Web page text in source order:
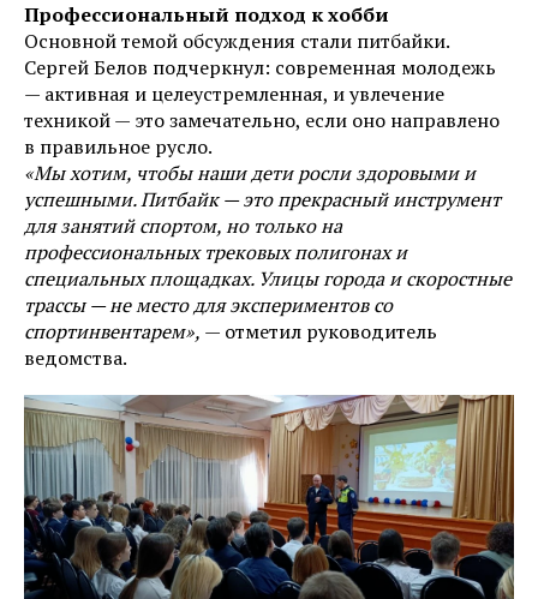
Профессиональный подход к хобби
Основной темой обсуждения стали питбайки.
Сергей Белов подчеркнул: современная молодежь
— активная и целеустремленная, и увлечение
техникой — это замечательно, если оно направлено
в правильное русло.
«Мы хотим, чтобы наши дети росли здоровыми и
успешными. Питбайк — это прекрасный инструмент
для занятий спортом, но только на
профессиональных трековых полигонах и
специальных площадках. Улицы города и скоростные
трассы — не место для экспериментов со
спортинвентарем», — отметил руководитель
ведомства.